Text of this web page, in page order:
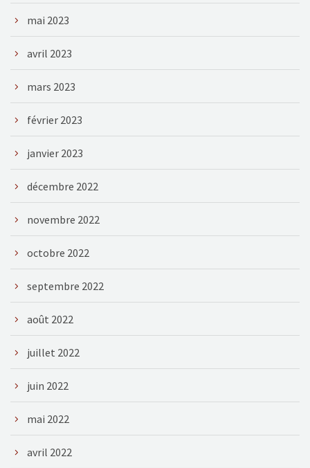
mai 2023
avril 2023
mars 2023
février 2023
janvier 2023
décembre 2022
novembre 2022
octobre 2022
septembre 2022
août 2022
juillet 2022
juin 2022
mai 2022
avril 2022